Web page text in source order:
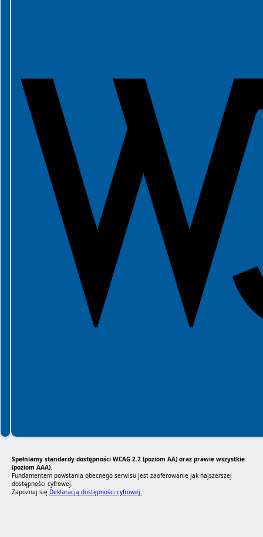
Spełniamy standardy dostępności WCAG 2.2 (poziom AA) oraz prawie wszystkie
(poziom AAA).
Fundamentem powstania obecnego serwisu jest zaoferowanie jak najszerszej
dostępności cyfrowej.
Zapoznaj się Deklaracją dostępności cyfrowej.